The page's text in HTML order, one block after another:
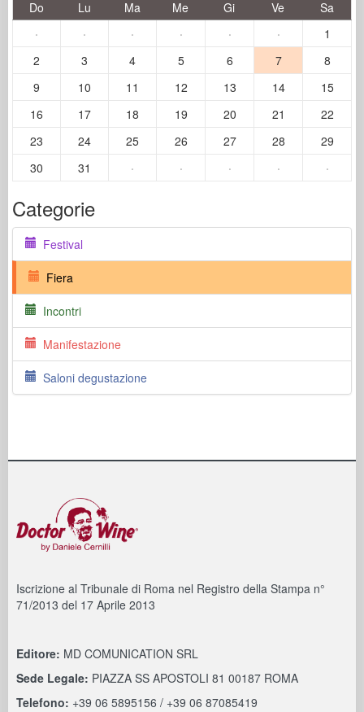
Do Lu Ma Me Gi Ve
Sa
·
· · · · ·
1
2
3 4 5 6 7
8
9
10 11 12 13 14
15
16
17 18 19 20 21
22
23
24 25 26 27 28
29
30
31 · · · · ·
Categorie
Festival
Fiera
Incontri
Manifestazione
Saloni degustazione
Iscrizione al Tribunale di Roma nel Registro della Stampa n°
71/2013 del 17 Aprile 2013
Editore: MD COMUNICATION SRL
Sede Legale: PIAZZA SS APOSTOLI 81 00187 ROMA
Telefono: +39 06 5895156 / +39 06 87085419